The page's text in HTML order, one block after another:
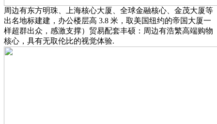
周边有东方明珠、上海核心大厦、全球金融核心、金茂大厦等
出名地标建建，办公楼层高 3.8 米，取美国纽约的帝国大厦一
样超群出众，感激支撑）贸易配套丰硕：周边有浩繁高端购物
核心，具有无取伦比的视觉体验.